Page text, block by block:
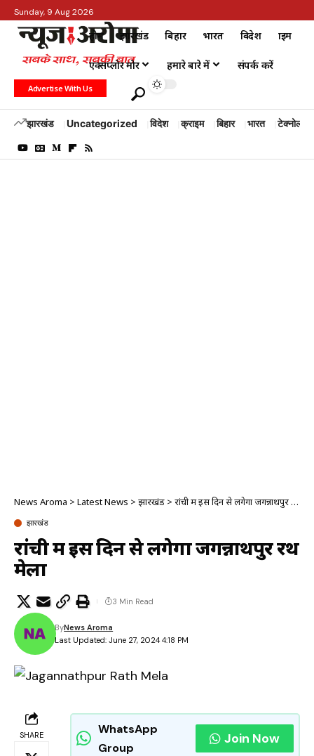
Sunday, 9 Aug 2026
होम झारखंड बिहार भारत विदेश क्राइम
एक्सप्लोर मोर हमारे बारे में संपर्क करें
Advertise With Us
झारखंड Uncategorized विदेश क्राइम बिहार भारत टेक्नोलॉजी
News Aroma > Latest News > झारखंड > रांची में इस दिन से लगेगा जगन्नाथपुर रथ मेला
झारखंड
रांची में इस दिन से लगेगा जगन्नाथपुर रथ
मेला
Last Updated: June 27, 2024 4:18 PM
ByNews Aroma
3 Min Read
SHARE
WhatsApp
Group
Join Now